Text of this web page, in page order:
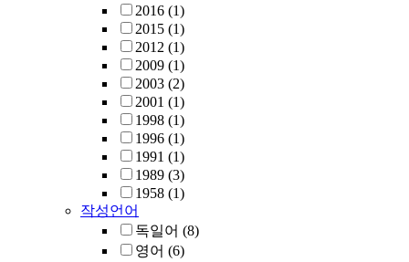
2016 (1)
2015 (1)
2012 (1)
2009 (1)
2003 (2)
2001 (1)
1998 (1)
1996 (1)
1991 (1)
1989 (3)
1958 (1)
작성언어
독일어 (8)
영어 (6)